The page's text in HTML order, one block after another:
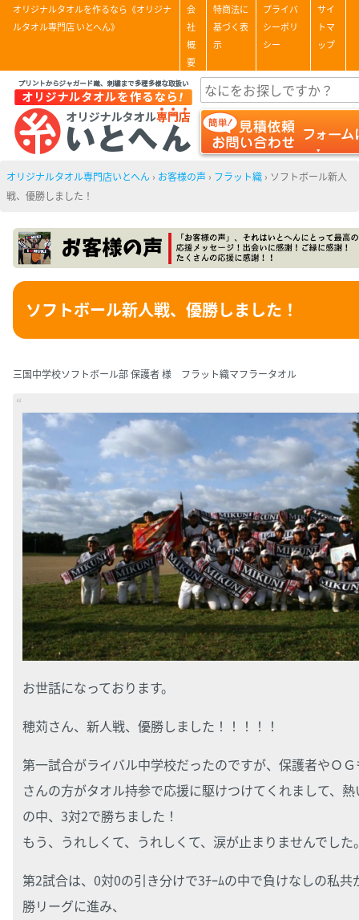
オリジナルタオルを作るなら《オリジナ
ルタオル専門店 いとへん》
会
社
概
要
特商法に
基づく表
示
プライバ
シーポリ
シー
サイ
トマ
ップ
オリジナルタオル専門店いとへん › お客様の声 › フラット織 › ソフトボール新人
戦、優勝しました！
ソフトボール新人戦、優勝しました！
三国中学校ソフトボール部 保護者 様 フラット織マフラータオル
お世話になっております。
穂苅さん、新人戦、優勝しました！！！！！
第一試合がライバル中学校だったのですが、保護者やＯ
さんの方がタオル持参で応援に駆けつけてくれまして、
の中、3対2で勝ちました！
もう、うれしくて、うれしくて、涙が止まりませんでした
第2試合は、0対0の引き分けで3ﾁｰﾑの中で負けなしの私共
勝リーグに進み、